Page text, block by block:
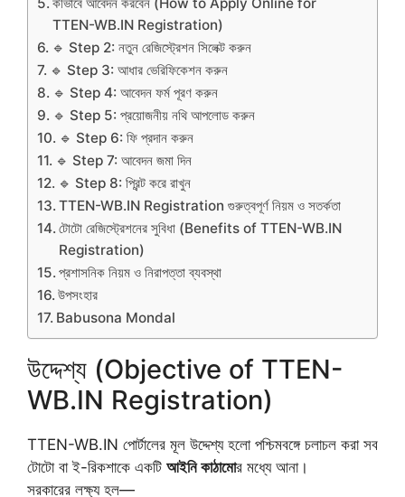
TTEN-WB.IN Registration)
🔹 Step 2: নতুন রেজিস্ট্রেশন সিলেক্ট করুন
🔹 Step 3: আধার ভেরিফিকেশন করুন
🔹 Step 4: আবেদন ফর্ম পূরণ করুন
🔹 Step 5: প্রয়োজনীয় নথি আপলোড করুন
🔹 Step 6: ফি প্রদান করুন
🔹 Step 7: আবেদন জমা দিন
🔹 Step 8: প্রিন্ট করে রাখুন
TTEN-WB.IN Registration গুরুত্বপূর্ণ নিয়ম ও সতর্কতা
টোটো রেজিস্ট্রেশনের সুবিধা (Benefits of TTEN-WB.IN
Registration)
প্রশাসনিক নিয়ম ও নিরাপত্তা ব্যবস্থা
উপসংহার
Babusona Mondal
উদ্দেশ্য (Objective of TTEN-
WB.IN Registration)
TTEN-WB.IN পোর্টালের মূল উদ্দেশ্য হলো পশ্চিমবঙ্গে চলাচল করা সব
টোটো বা ই-রিকশাকে একটি আইনি কাঠামোর মধ্যে আনা।
সরকারের লক্ষ্য হল—